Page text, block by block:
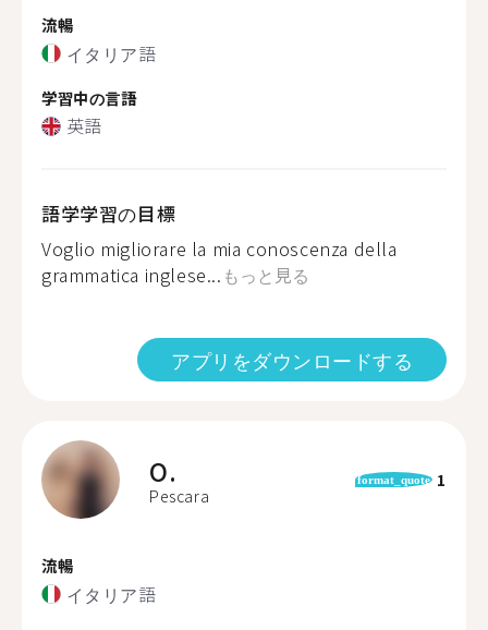
流暢
イタリア語
学習中の言語
英語
語学学習の目標
Voglio migliorare la mia conoscenza della
grammatica inglese... もっと見る
アプリをダウンロードする
O.
Pescara
format_quote 1
流暢
イタリア語